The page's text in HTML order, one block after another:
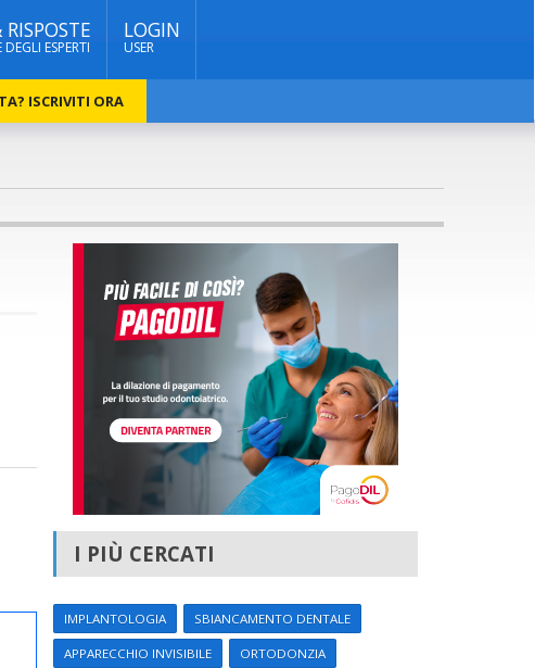
DEGLI ESPERTI
LOGIN
USER
ISCRIVITI ORA
I PIÙ CERCATI
IMPLANTOLOGIA SBIANCAMENTO DENTALE
APPARECCHIO INVISIBILE ORTODONZIA